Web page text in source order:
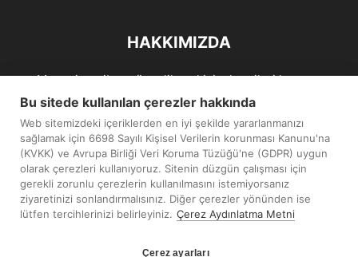
HAKKIMIZDA
Maramiro; siber güvenlik ve kişisel verileri koruma
alanlarıın sağlıklı büyümelerine odaklanarak bu sektörlerle
ilgili güncel haber ve analizler hazırlayıp yayınlayan bir
haber sitesidir.
İletişim:maramiro@sentezmedya.com.tr
BIZI TAKIP EDIN
Bu sitede kullanılan çerezler hakkında
Web sitemizdeki içeriklerden en iyi şekilde yararlanmanızı
sağlamak için 6698 Sayılı Kişisel Verilerin korunması Kanunu'na
(KVKK) ve Avrupa Birliği Veri Koruma Tüzüğü'ne (GDPR) uygun
olarak çerezleri kullanıyoruz. Sitenin düzgün çalışması için
gerekli zorunlu çerezlerin kullanılmasını istemiyorsanız
ziyaretinizi sonlandırmalısınız. Diğer çerezler yönünden ise
lütfen tercihlerinizi belirleyiniz. Çerez Aydınlatma Metni
Çerez ayarları